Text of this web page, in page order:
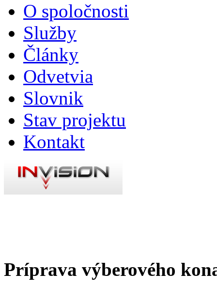
O spoločnosti
Služby
Články
Odvetvia
Slovnik
Stav projektu
Kontakt
Príprava výberového